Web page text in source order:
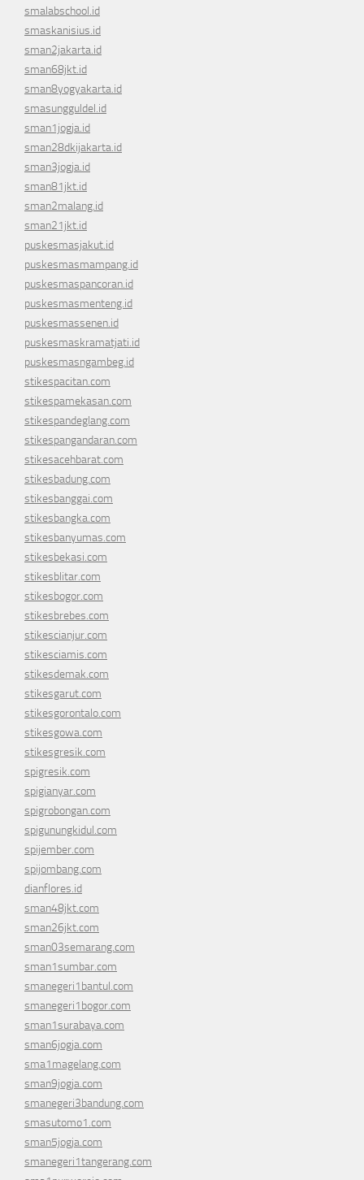
smalabschool.id
smaskanisius.id
sman2jakarta.id
sman68jkt.id
sman8yogyakarta.id
smasungguldel.id
sman1jogja.id
sman28dkijakarta.id
sman3jogja.id
sman81jkt.id
sman2malang.id
sman21jkt.id
puskesmasjakut.id
puskesmasmampang.id
puskesmaspancoran.id
puskesmasmenteng.id
puskesmassenen.id
puskesmaskramatjati.id
puskesmasngambeg.id
stikespacitan.com
stikespamekasan.com
stikespandeglang.com
stikespangandaran.com
stikesacehbarat.com
stikesbadung.com
stikesbanggai.com
stikesbangka.com
stikesbanyumas.com
stikesbekasi.com
stikesblitar.com
stikesbogor.com
stikesbrebes.com
stikescianjur.com
stikesciamis.com
stikesdemak.com
stikesgarut.com
stikesgorontalo.com
stikesgowa.com
stikesgresik.com
spigresik.com
spigianyar.com
spigrobongan.com
spigunungkidul.com
spijember.com
spijombang.com
dianflores.id
sman48jkt.com
sman26jkt.com
sman03semarang.com
sman1sumbar.com
smanegeri1bantul.com
smanegeri1bogor.com
sman1surabaya.com
sman6jogja.com
sma1magelang.com
sman9jogja.com
smanegeri3bandung.com
smasutomo1.com
sman5jogja.com
smanegeri1tangerang.com